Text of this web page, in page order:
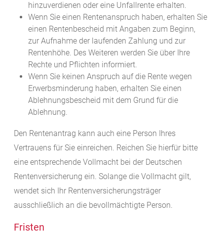
hinzuverdienen oder eine Unfallrente erhalten.
Wenn Sie einen Rentenanspruch haben, erhalten Sie
einen Rentenbescheid mit Angaben zum Beginn,
zur Aufnahme der laufenden Zahlung und zur
Rentenhöhe. Des Weiteren werden Sie über Ihre
Rechte und Pflichten informiert.
Wenn Sie keinen Anspruch auf die Rente wegen
Erwerbsminderung haben, erhalten Sie einen
Ablehnungsbescheid mit dem Grund für die
Ablehnung.
Den Rentenantrag kann auch eine Person Ihres
Vertrauens für Sie einreichen. Reichen Sie hierfür bitte
eine entsprechende Vollmacht bei der Deutschen
Rentenversicherung ein. Solange die Vollmacht gilt,
wendet sich Ihr Rentenversicherungsträger
ausschließlich an die bevollmächtigte Person.
Fristen